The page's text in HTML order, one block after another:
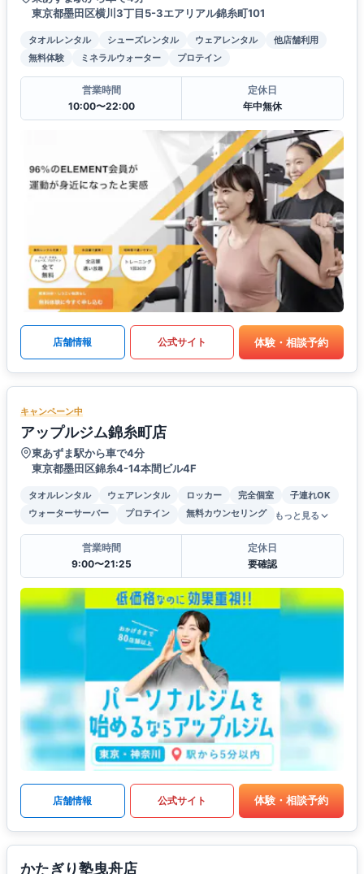
東京都墨田区横川3丁目5-3エアリアル錦糸町101
タオルレンタル シューズレンタル ウェアレンタル
他店舗利用
無料体験
ミネラルウォーター プロテイン
営業時間
10:00〜22:00
定休日
年中無休
店舗情報 公式サイト 体験・相談予約
キャンペーン中
アップルジム錦糸町店
東あずま駅から車で4分
東京都墨田区錦糸4-14本間ビル4F
タオルレンタル ウェアレンタル ロッカー 完全個室
子連れOK
ウォーターサーバー
プロテイン 無料カウンセリング もっと見る
営業時間
9:00〜21:25
定休日
要確認
店舗情報 公式サイト 体験・相談予約
かたぎり塾曳舟店